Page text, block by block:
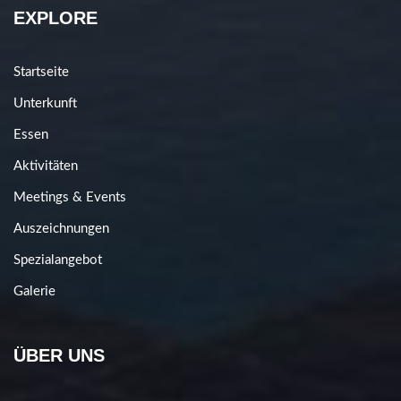
EXPLORE
Startseite
Unterkunft
Essen
Aktivitäten
Meetings & Events
Auszeichnungen
Spezialangebot
Galerie
ÜBER UNS